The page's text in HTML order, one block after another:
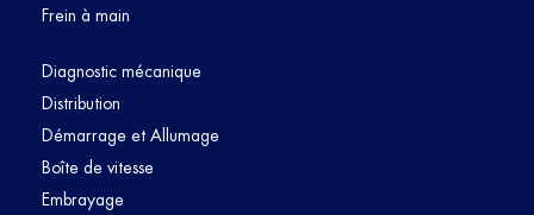
Frein à main
Diagnostic mécanique
Distribution
Démarrage et Allumage
Boîte de vitesse
Embrayage